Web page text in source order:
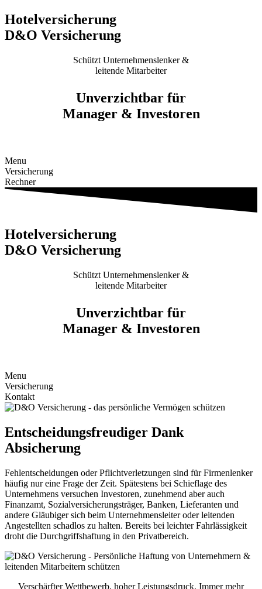
Hotelversicherung
D&O Versicherung
Schützt Unternehmenslenker &
leitende Mitarbeiter
Unverzichtbar für
Manager & Investoren
Menu
Versicherung
Rechner
Hotelversicherung
D&O Versicherung
Schützt Unternehmenslenker &
leitende Mitarbeiter
Unverzichtbar für
Manager & Investoren
Menu
Versicherung
Kontakt
Entscheidungsfreudiger Dank
Absicherung
Fehlentscheidungen oder Pflichtverletzungen sind für Firmenlenker
häufig nur eine Frage der Zeit. Spätestens bei Schieflage des
Unternehmens versuchen Investoren, zunehmend aber auch
Finanzamt, Sozialversicherungsträger, Banken, Lieferanten und
andere Gläubiger sich beim Unternehmensleiter oder leitenden
Angestellten schadlos zu halten. Bereits bei leichter Fahrlässigkeit
droht die Durchgriffshaftung in den Privatbereich.
Verschärfter Wettbewerb, hoher Leistungsdruck. Immer mehr